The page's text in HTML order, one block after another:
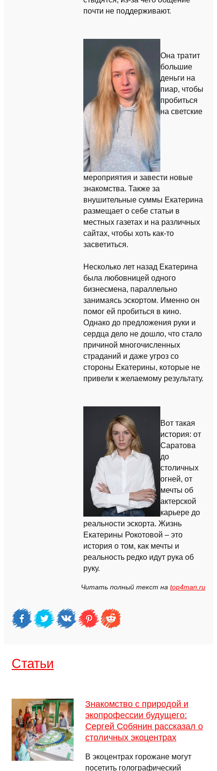
почти не поддерживают.
Она тратит
большие
деньги на
пиар, чтобы
пробиться
на светские
мероприятия и завести новые
знакомства. Также за
внушительные суммы Екатерина
размещает о себе статьи в
местных газетах и на различных
сайтах, чтобы хоть как-то
засветиться.
Несколько лет назад Екатерина
была любовницей одного
бизнесмена, параллельно
занимаясь эскортом. Именно он
помог ей пробиться в кино.
Однако до предложения руки и
сердца дело не дошло, что стало
причиной многочисленных
страданий и даже угроз со
стороны Екатерины, которые не
привели к желаемому результату.
Вот такая
история: от
Саратова
до
столичных
огней, от
мечты об
актерской
карьере до
реальности эскорта. Жизнь
Екатерины Рокотовой – это
история о том, как мечты и
реальность редко идут рука об
руку.
Читать полный текст на top4man.ru
Cтатьи
Знакомство с природой и
экопрофессии будущего:
Сергей Собянин рассказал о
столичных экоцентрах
В экоцентрах горожане могут
посетить голографический